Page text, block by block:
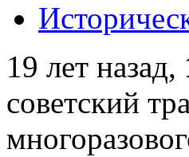
19 лет назад,
советский